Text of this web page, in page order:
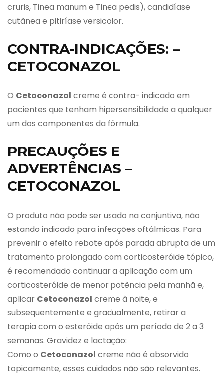
cruris, Tinea manum e Tinea pedis), candidíase
cutânea e pitiríase versicolor.
CONTRA-INDICAÇÕES: –
CETOCONAZOL
O Cetoconazol creme é contra- indicado em
pacientes que tenham hipersensibilidade a qualquer
um dos componentes da fórmula.
PRECAUÇÕES E
ADVERTÊNCIAS –
CETOCONAZOL
O produto não pode ser usado na conjuntiva, não
estando indicado para infecções oftálmicas. Para
prevenir o efeito rebote após parada abrupta de um
tratamento prolongado com corticosteróide tópico,
é recomendado continuar a aplicação com um
corticosteróide de menor potência pela manhã e,
aplicar Cetoconazol creme à noite, e
subsequentemente e gradualmente, retirar a
terapia com o esteróide após um período de 2 a 3
semanas. Gravidez e lactação:
Como o Cetoconazol creme não é absorvido
topicamente, esses cuidados não são relevantes.